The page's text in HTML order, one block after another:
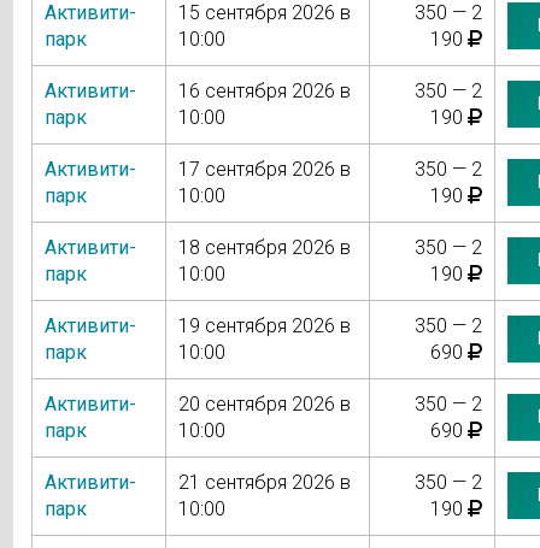
Активити-
парк
15 сентября 2026 в
10:00
350 — 2
190
Активити-
парк
16 сентября 2026 в
10:00
350 — 2
190
Активити-
парк
17 сентября 2026 в
10:00
350 — 2
190
Активити-
парк
18 сентября 2026 в
10:00
350 — 2
190
Активити-
парк
19 сентября 2026 в
10:00
350 — 2
690
Активити-
парк
20 сентября 2026 в
10:00
350 — 2
690
Активити-
парк
21 сентября 2026 в
10:00
350 — 2
190